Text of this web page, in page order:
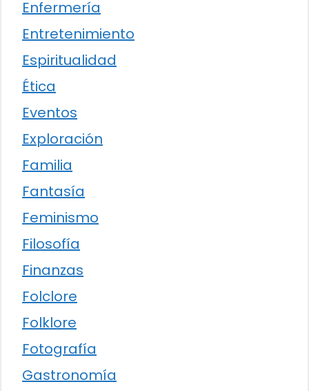
Enfermería
Entretenimiento
Espiritualidad
Ética
Eventos
Exploración
Familia
Fantasía
Feminismo
Filosofía
Finanzas
Folclore
Folklore
Fotografía
Gastronomía